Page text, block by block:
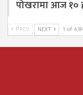
पोखरामा आज १०
PREV NEXT 1 of